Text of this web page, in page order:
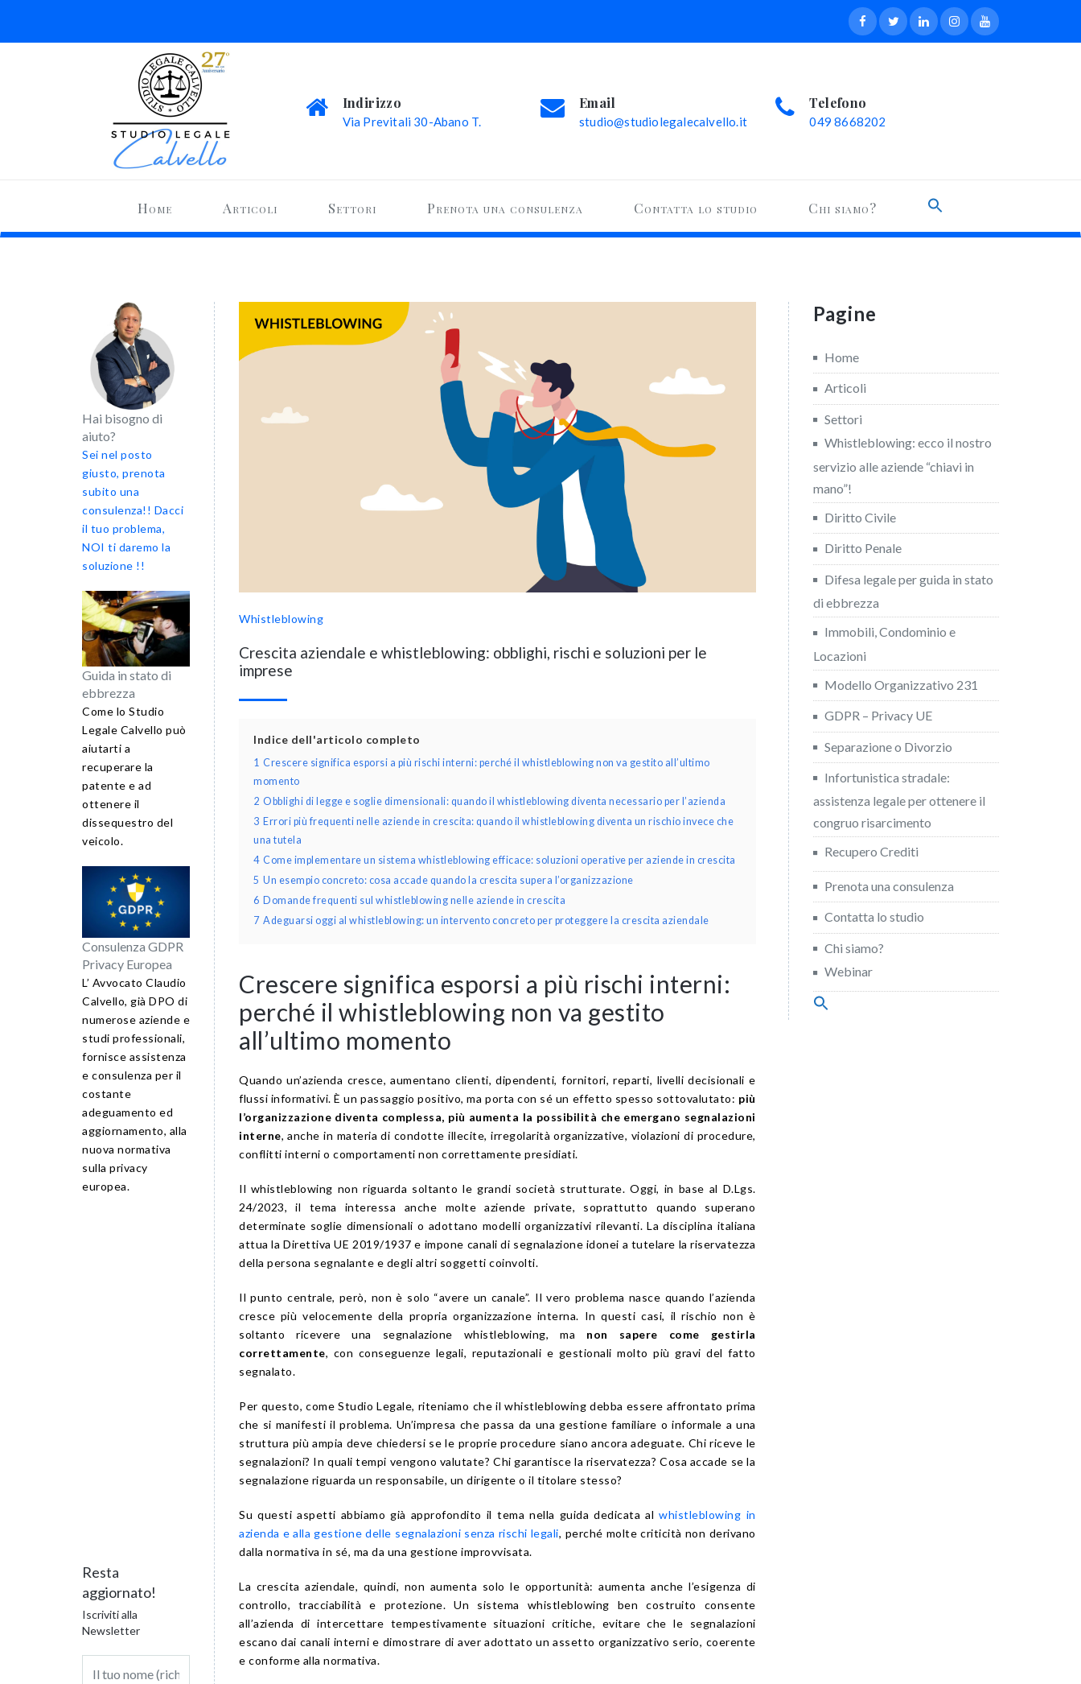
Indirizzo
Via Previtali 30-Abano T.
Email
studio@studiolegalecalvello.it
Telefono
049 8668202
Home Articoli Settori Prenota una consulenza Contatta lo studio Chi siamo?
Hai bisogno di
aiuto?
Sei nel posto
giusto, prenota
subito una
consulenza!! Dacci
il tuo problema,
NOI ti daremo la
soluzione !!
Guida in stato di
ebbrezza
Come lo Studio
Legale Calvello può
aiutarti a
recuperare la
patente e ad
ottenere il
dissequestro del
veicolo.
Consulenza GDPR
Privacy Europea
L’ Avvocato Claudio
Calvello, già DPO di
numerose aziende e
studi professionali,
fornisce assistenza
e consulenza per il
costante
adeguamento ed
aggiornamento, alla
nuova normativa
sulla privacy
europea.
Resta
aggiornato!
Iscriviti alla
Newsletter
Whistleblowing
Crescita aziendale e whistleblowing: obblighi, rischi e soluzioni per le
imprese
Indice dell'articolo completo
1 Crescere significa esporsi a più rischi interni: perché il whistleblowing non va gestito all’ultimo
momento
2 Obblighi di legge e soglie dimensionali: quando il whistleblowing diventa necessario per l’azienda
3 Errori più frequenti nelle aziende in crescita: quando il whistleblowing diventa un rischio invece che
una tutela
4 Come implementare un sistema whistleblowing efficace: soluzioni operative per aziende in crescita
5 Un esempio concreto: cosa accade quando la crescita supera l’organizzazione
6 Domande frequenti sul whistleblowing nelle aziende in crescita
7 Adeguarsi oggi al whistleblowing: un intervento concreto per proteggere la crescita aziendale
Crescere significa esporsi a più rischi interni:
perché il whistleblowing non va gestito
all’ultimo momento
Quando un’azienda cresce, aumentano clienti, dipendenti, fornitori, reparti, livelli decisionali e
flussi informativi. È un passaggio positivo, ma porta con sé un effetto spesso sottovalutato: più
l’organizzazione diventa complessa, più aumenta la possibilità che emergano segnalazioni
interne, anche in materia di condotte illecite, irregolarità organizzative, violazioni di procedure,
conflitti interni o comportamenti non correttamente presidiati.
Il whistleblowing non riguarda soltanto le grandi società strutturate. Oggi, in base al D.Lgs.
24/2023, il tema interessa anche molte aziende private, soprattutto quando superano
determinate soglie dimensionali o adottano modelli organizzativi rilevanti. La disciplina italiana
attua la Direttiva UE 2019/1937 e impone canali di segnalazione idonei a tutelare la riservatezza
della persona segnalante e degli altri soggetti coinvolti.
Il punto centrale, però, non è solo “avere un canale”. Il vero problema nasce quando l’azienda
cresce più velocemente della propria organizzazione interna. In questi casi, il rischio non è
soltanto ricevere una segnalazione whistleblowing, ma non sapere come gestirla
correttamente, con conseguenze legali, reputazionali e gestionali molto più gravi del fatto
segnalato.
Per questo, come Studio Legale, riteniamo che il whistleblowing debba essere affrontato prima
che si manifesti il problema. Un’impresa che passa da una gestione familiare o informale a una
struttura più ampia deve chiedersi se le proprie procedure siano ancora adeguate. Chi riceve le
segnalazioni? In quali tempi vengono valutate? Chi garantisce la riservatezza? Cosa accade se la
segnalazione riguarda un responsabile, un dirigente o il titolare stesso?
Su questi aspetti abbiamo già approfondito il tema nella guida dedicata alwhistleblowing in
azienda e alla gestione delle segnalazioni senza rischi legali, perché molte criticità non derivano
dalla normativa in sé, ma da una gestione improvvisata.
La crescita aziendale, quindi, non aumenta solo le opportunità: aumenta anche l’esigenza di
controllo, tracciabilità e protezione. Un sistema whistleblowing ben costruito consente
all’azienda di intercettare tempestivamente situazioni critiche, evitare che le segnalazioni
escano dai canali interni e dimostrare di aver adottato un assetto organizzativo serio, coerente
e conforme alla normativa.
Pagine
Home
Articoli
Settori
Whistleblowing: ecco il nostro
servizio alle aziende “chiavi in
mano”!
Diritto Civile
Diritto Penale
Difesa legale per guida in stato
di ebbrezza
Immobili, Condominio e
Locazioni
Modello Organizzativo 231
GDPR – Privacy UE
Separazione o Divorzio
Infortunistica stradale:
assistenza legale per ottenere il
congruo risarcimento
Recupero Crediti
Prenota una consulenza
Contatta lo studio
Chi siamo?
Webinar